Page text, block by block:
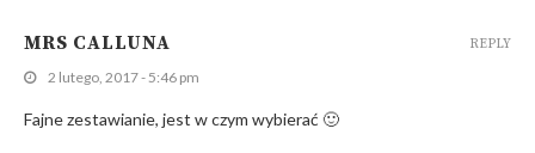
MRS CALLUNA
2 lutego, 2017 - 5:46 pm
Fajne zestawianie, jest w czym wybierać 🙂
REPLY